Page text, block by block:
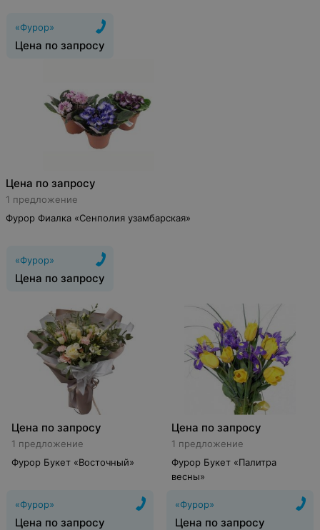
«Фурор»
Цена по запросу
Цена по запросу
1 предложение
Фурор Фиалка «Сенполия узамбарская»
«Фурор»
Цена по запросу
Цена по запросу
1 предложение
Фурор Букет «Восточный»
«Фурор»
Цена по запросу
Цена по запросу
1 предложение
Фурор Букет «Палитра
весны»
«Фурор»
Цена по запросу